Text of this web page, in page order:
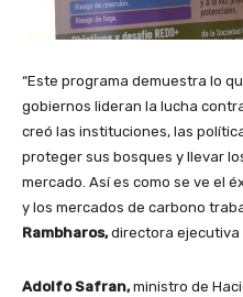
“Este programa demuestra lo
gobiernos lideran la lucha
creó las instituciones, las
proteger sus bosques y llevar
mercado. Así es como se ve el
y los mercados de carbono
Rambharos,directora ejecutiva
Adolfo Safran,ministro de